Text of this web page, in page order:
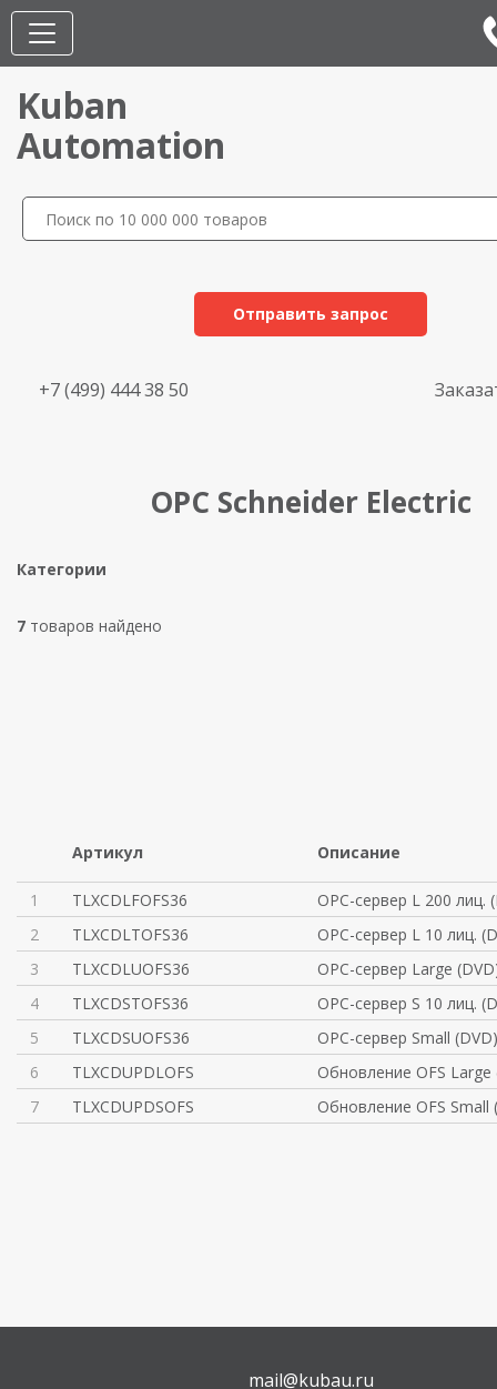
Kuban
Automation
Отправить запрос
+7 (499) 444 38 50
OPC Schneider Electric
Категории
7 товаров найдено
Артикул Описание
1 TLXCDLFOFS36
OPC-сервер L 200 лиц.
2
TLXCDLTOFS36
OPC-сервер L 10 лиц.
3
TLXCDLUOFS36
OPC-сервер Large
4
TLXCDSTOFS36
OPC-сервер S 10 лиц.
5
TLXCDSUOFS36
OPC-сервер Small (DVD)
6
TLXCDUPDLOFS
Обновление OFS Large
7
TLXCDUPDSOFS Обновление OFS Small
mail@kubau.ru